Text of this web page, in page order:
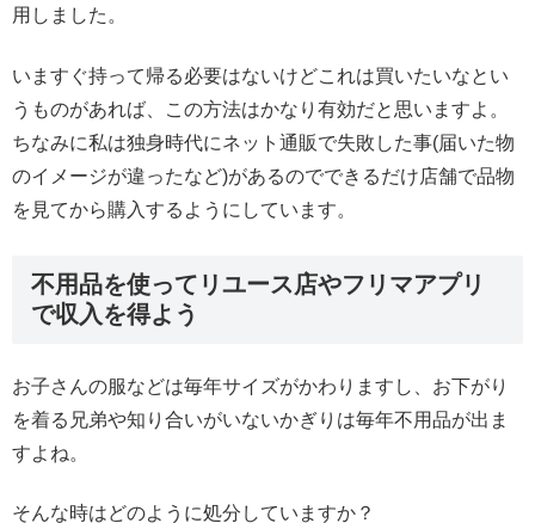
用しました。
いますぐ持って帰る必要はないけどこれは買いたいなとい
うものがあれば、この方法はかなり有効だと思いますよ。
ちなみに私は独身時代にネット通販で失敗した事(届いた物
のイメージが違ったなど)があるのでできるだけ店舗で品物
を見てから購入するようにしています。
不用品を使ってリユース店やフリマアプリ
で収入を得よう
お子さんの服などは毎年サイズがかわりますし、お下がり
を着る兄弟や知り合いがいないかぎりは毎年不用品が出ま
すよね。
そんな時はどのように処分していますか？